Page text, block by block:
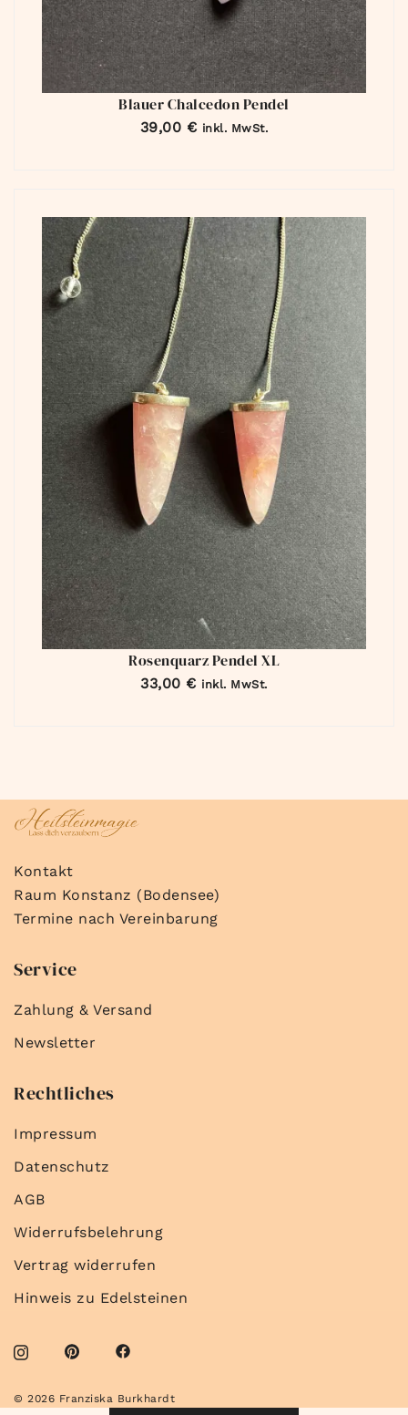
Blauer Chalcedon Pendel
39,00 € inkl. MwSt.
Rosenquarz Pendel XL
33,00 € inkl. MwSt.
Kontakt
Raum Konstanz (Bodensee)
Termine nach Vereinbarung
Service
Zahlung & Versand
Newsletter
Rechtliches
Impressum
Datenschutz
AGB
Widerrufsbelehrung
Vertrag widerrufen
Hinweis zu Edelsteinen
© 2026 Franziska Burkhardt